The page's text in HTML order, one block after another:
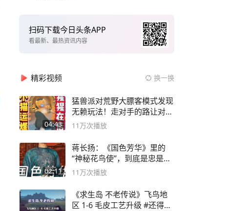
扫码下载今日头条APP
看最新、最热资讯内容
精彩视频 换一换
04:43
猛兽派对荒野大膘客模式发现
无赖玩法！走对手的路让对手
无路可走
11万次播放
02:11
蒋长扬：《国色芳华》里的
“神秘花鸟使”，到底是忠是
奸？
11万次播放
《求生岛 不老传说》飞鸟地
区 1-6 毛皮工艺升级 #还得是